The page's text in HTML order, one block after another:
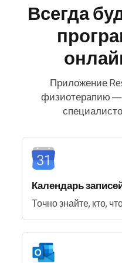
Всегда
Приложение
физиотерапию —
Календарь
Точно знайте, кто,